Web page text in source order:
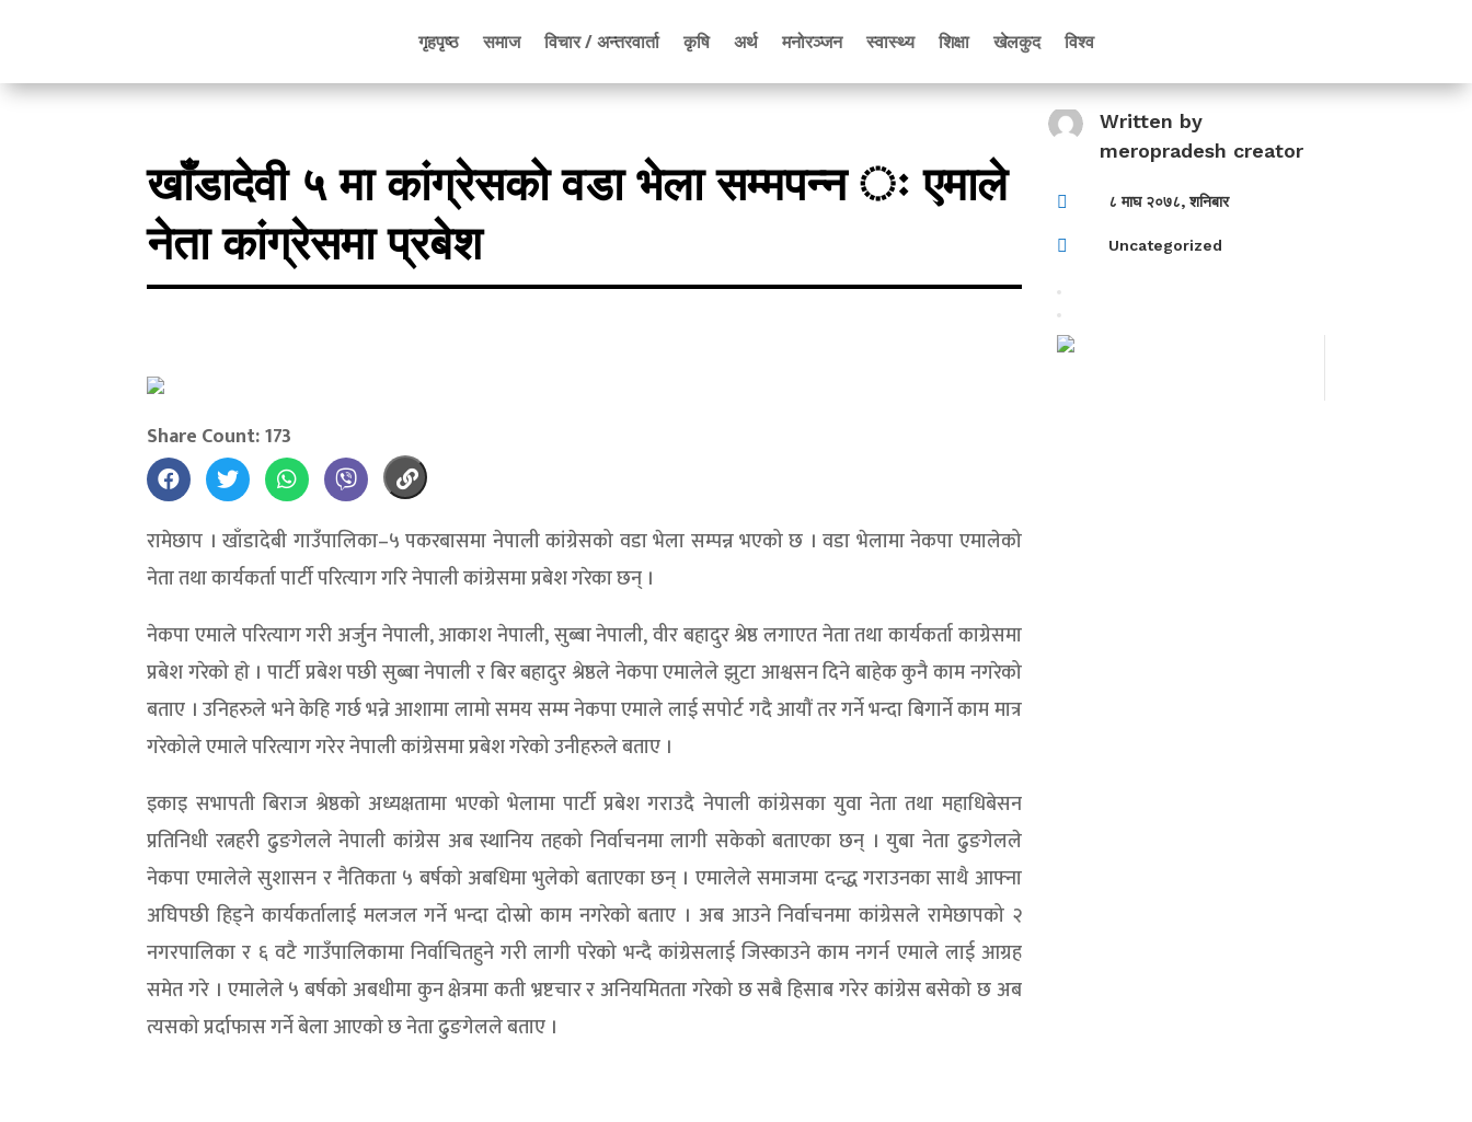
गृहपृष्ठ समाज विचार / अन्तरवार्ता कृषि अर्थ मनोरञ्जन स्वास्थ्य शिक्षा खेलकुद विश्व
खाँडादेवी ५ मा कांग्रेसको वडा भेला सम्मपन्न ः एमाले
नेता कांग्रेसमा प्रबेश
Written by
meropradesh creator
 ८ माघ २०७८, शनिबार
 Uncategorized
Share Count: 173
रामेछाप । खाँडादेबी गाउँपालिका–५ पकरबासमा नेपाली कांग्रेसको वडा भेला सम्पन्न भएको छ । वडा भेलामा नेकपा एमालेको
नेता तथा कार्यकर्ता पार्टी परित्याग गरि नेपाली कांग्रेसमा प्रबेश गरेका छन् ।
नेकपा एमाले परित्याग गरी अर्जुन नेपाली, आकाश नेपाली, सुब्बा नेपाली, वीर बहादुर श्रेष्ठ लगाएत नेता तथा कार्यकर्ता काग्रेसमा
प्रबेश गरेको हाे । पार्टी प्रबेश पछी सुब्बा नेपाली र बिर बहादुर श्रेष्ठले नेकपा एमालेले झुटा आश्वसन दिने बाहेक कुनै काम नगरेको
बताए । उनिहरुले भने केहि गर्छ भन्ने आशामा लामो समय सम्म नेकपा एमाले लाई सपोर्ट गदै आयौं तर गर्ने भन्दा बिगार्ने काम मात्र
गरेकोले एमाले परित्याग गरेर नेपाली कांग्रेसमा प्रबेश गरेको उनीहरुले बताए ।
इकाइ सभापती बिराज श्रेष्ठको अध्यक्षतामा भएको भेलामा पार्टी प्रबेश गराउदै नेपाली कांग्रेसका युवा नेता तथा महाधिबेसन
प्रतिनिधी रत्नहरी ढुङगेलले नेपाली कांग्रेस अब स्थानिय तहको निर्वाचनमा लागी सकेको बताएका छन् । युबा नेता ढुङगेलले
नेकपा एमालेले सुशासन र नैतिकता ५ बर्षको अबधिमा भुलेको बताएका छन् । एमालेले समाजमा दन्द्ध गराउनका साथै आफ्ना
अघिपछी हिड्ने कार्यकर्तालाई मलजल गर्ने भन्दा दोस्रो काम नगरेको बताए । अब आउने निर्वाचनमा कांग्रेसले रामेछापको २
नगरपालिका र ६ वटै गाउँपालिकामा निर्वाचितहुने गरी लागी परेको भन्दै कांग्रेसलाई जिस्काउने काम नगर्न एमाले लाई आग्रह
समेत गरे । एमालेले ५ बर्षको अबधीमा कुन क्षेत्रमा कती भ्रष्टचार र अनियमितता गरेको छ सबै हिसाब गरेर कांग्रेस बसेको छ अब
त्यसको प्रर्दाफास गर्ने बेला आएको छ नेता ढुङगेलले बताए ।